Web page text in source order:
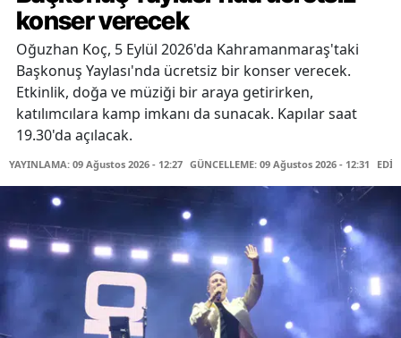
konser verecek
Oğuzhan Koç, 5 Eylül 2026'da Kahramanmaraş'taki
Başkonuş Yaylası'nda ücretsiz bir konser verecek.
Etkinlik, doğa ve müziği bir araya getirirken,
katılımcılara kamp imkanı da sunacak. Kapılar saat
19.30'da açılacak.
YAYINLAMA: 09 Ağustos 2026 - 12:27 GÜNCELLEME: 09 Ağustos 2026 - 12:31